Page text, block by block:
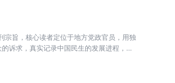
宗旨，核心读者定位于地方党政官员，用独
诉求，真实记录中国民生的发展进程，力